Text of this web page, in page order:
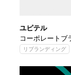
ユピテル
コーポレートブ
リブランディング